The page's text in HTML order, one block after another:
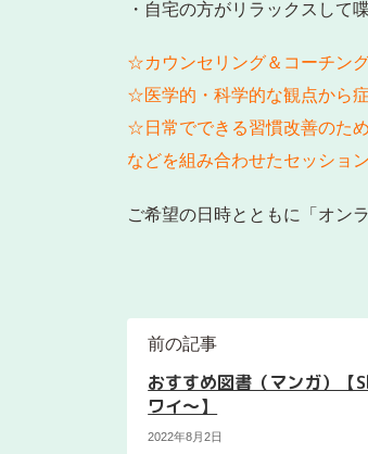
・自宅の方がリラックスし
☆カウンセリング＆コーチン
☆医学的・科学的な観点から
☆日常でできる習慣改善のた
などを組み合わせたセッショ
ご希望の日時とともに「オン
前の記事
おすすめ図書（マンガ）【
ワイ～】
2022年8月2日